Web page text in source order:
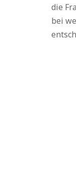
die
bei